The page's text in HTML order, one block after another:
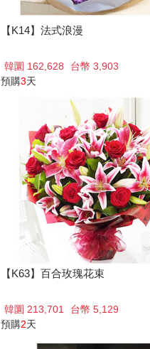
【K14】法式浪漫
韓圜 162,628
台幣 3,903
預購3天
【K63】百合玫瑰花束
韓圜 213,701
台幣 5,129
預購2天